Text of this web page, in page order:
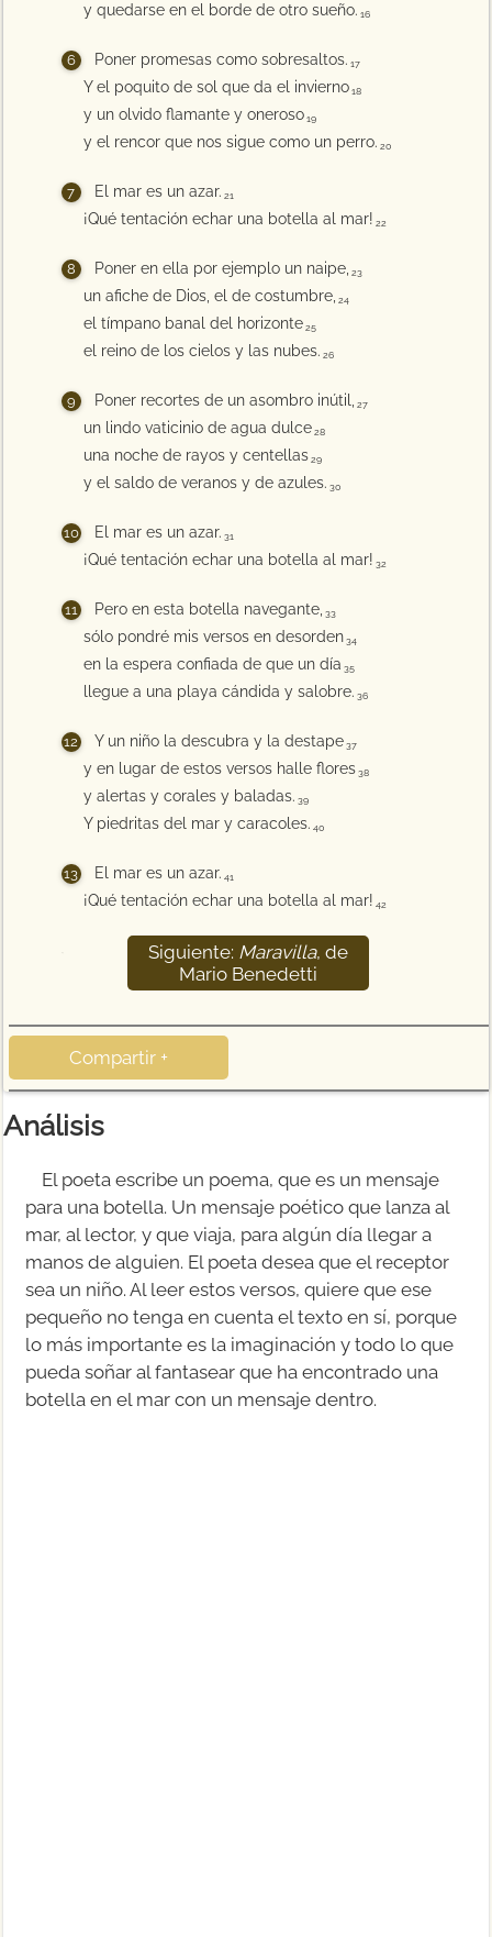
y quedarse en el borde de otro sueño. 16
Poner promesas como sobresaltos. 17
Y el poquito de sol que da el invierno 18
y un olvido flamante y oneroso 19
y el rencor que nos sigue como un perro. 20
El mar es un azar. 21
¡Qué tentación echar una botella al mar! 22
Poner en ella por ejemplo un naipe, 23
un afiche de Dios, el de costumbre, 24
el tímpano banal del horizonte 25
el reino de los cielos y las nubes. 26
Poner recortes de un asombro inútil, 27
un lindo vaticinio de agua dulce 28
una noche de rayos y centellas 29
y el saldo de veranos y de azules. 30
El mar es un azar. 31
¡Qué tentación echar una botella al mar! 32
Pero en esta botella navegante, 33
sólo pondré mis versos en desorden 34
en la espera confiada de que un día 35
llegue a una playa cándida y salobre. 36
Y un niño la descubra y la destape 37
y en lugar de estos versos halle flores 38
y alertas y corales y baladas. 39
Y piedritas del mar y caracoles. 40
El mar es un azar. 41
¡Qué tentación echar una botella al mar! 42
Siguiente: Maravilla, de
Mario Benedetti
Compartir +
Análisis
El poeta escribe un poema, que es un mensaje
para una botella. Un mensaje poético que lanza al
mar, al lector, y que viaja, para algún día llegar a
manos de alguien. El poeta desea que el receptor
sea un niño. Al leer estos versos, quiere que ese
pequeño no tenga en cuenta el texto en sí, porque
lo más importante es la imaginación y todo lo que
pueda soñar al fantasear que ha encontrado una
botella en el mar con un mensaje dentro.